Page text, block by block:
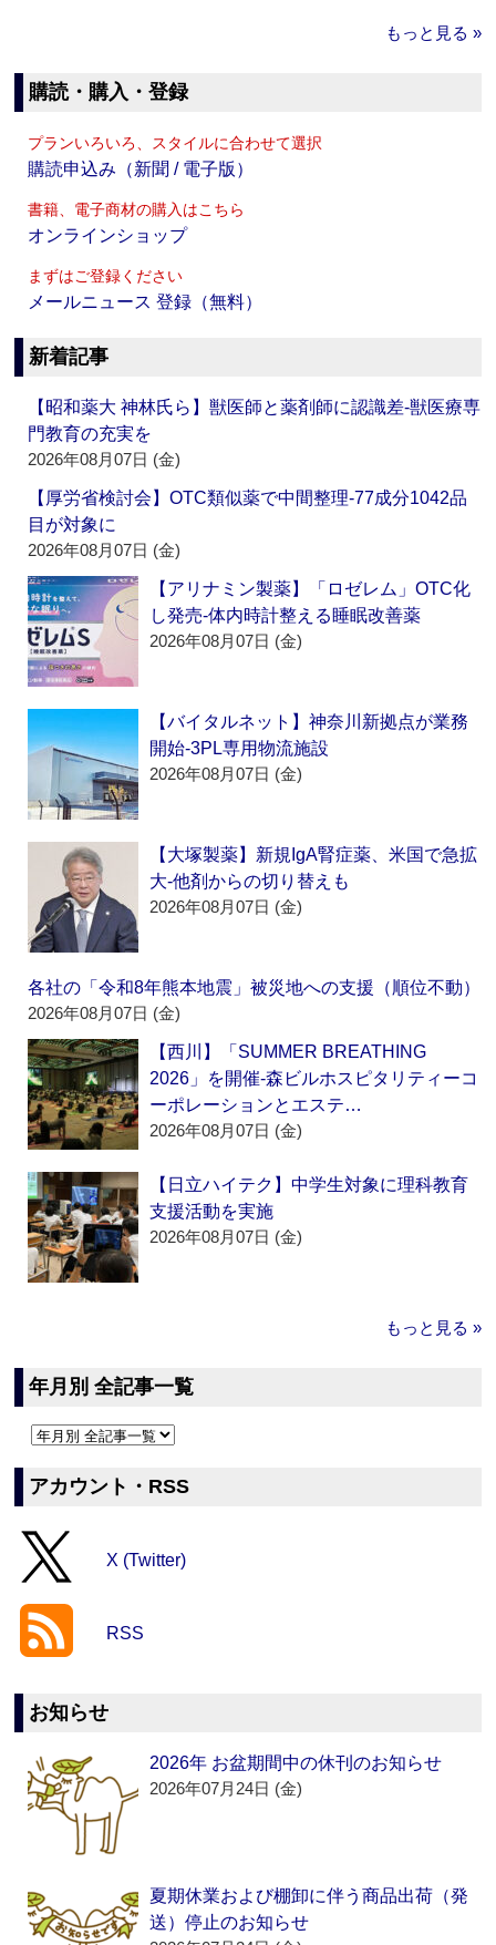
もっと見る »
購読・購入・登録
プランいろいろ、スタイルに合わせて選択
購読申込み（新聞 / 電子版）
書籍、電子商材の購入はこちら
オンラインショップ
まずはご登録ください
メールニュース 登録（無料）
新着記事
【昭和薬大 神林氏ら】獣医師と薬剤師に認識差‐獣医療専
門教育の充実を
2026年08月07日 (金)
【厚労省検討会】OTC類似薬で中間整理‐77成分1042品
目が対象に
2026年08月07日 (金)
【アリナミン製薬】「ロゼレム」OTC化
し発売‐体内時計整える睡眠改善薬
2026年08月07日 (金)
【バイタルネット】神奈川新拠点が業務
開始‐3PL専用物流施設
2026年08月07日 (金)
【大塚製薬】新規IgA腎症薬、米国で急拡
大‐他剤からの切り替えも
2026年08月07日 (金)
各社の「令和8年熊本地震」被災地への支援（順位不動）
2026年08月07日 (金)
【西川】「SUMMER BREATHING
2026」を開催‐森ビルホスピタリティーコ
ーポレーションとエステ…
2026年08月07日 (金)
【日立ハイテク】中学生対象に理科教育
支援活動を実施
2026年08月07日 (金)
もっと見る »
年月別 全記事一覧
アカウント・RSS
X (Twitter)
RSS
お知らせ
2026年 お盆期間中の休刊のお知らせ
2026年07月24日 (金)
夏期休業および棚卸に伴う商品出荷（発
送）停止のお知らせ